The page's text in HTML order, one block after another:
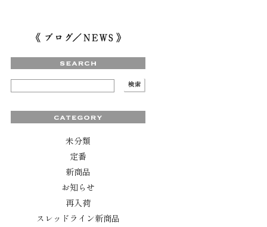
未分類
定番
新商品
お知らせ
再入荷
スレッドライン新商品